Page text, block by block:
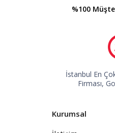
%100
İstanbul En
Firması,
Kurumsal